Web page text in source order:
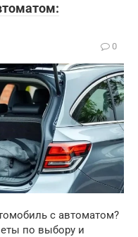
0
с автоматом?
по выбору и